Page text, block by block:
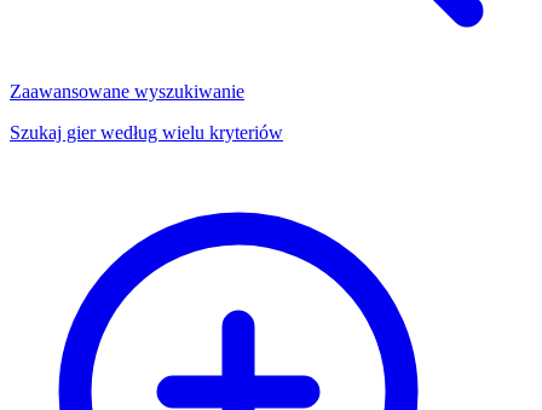
Zaawansowane wyszukiwanie
Szukaj gier według wielu kryteriów